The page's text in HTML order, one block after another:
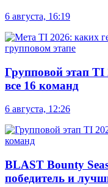
6 августа, 16:19
Групповой этап TI
все 16 команд
6 августа, 12:26
BLAST Bounty
победитель и